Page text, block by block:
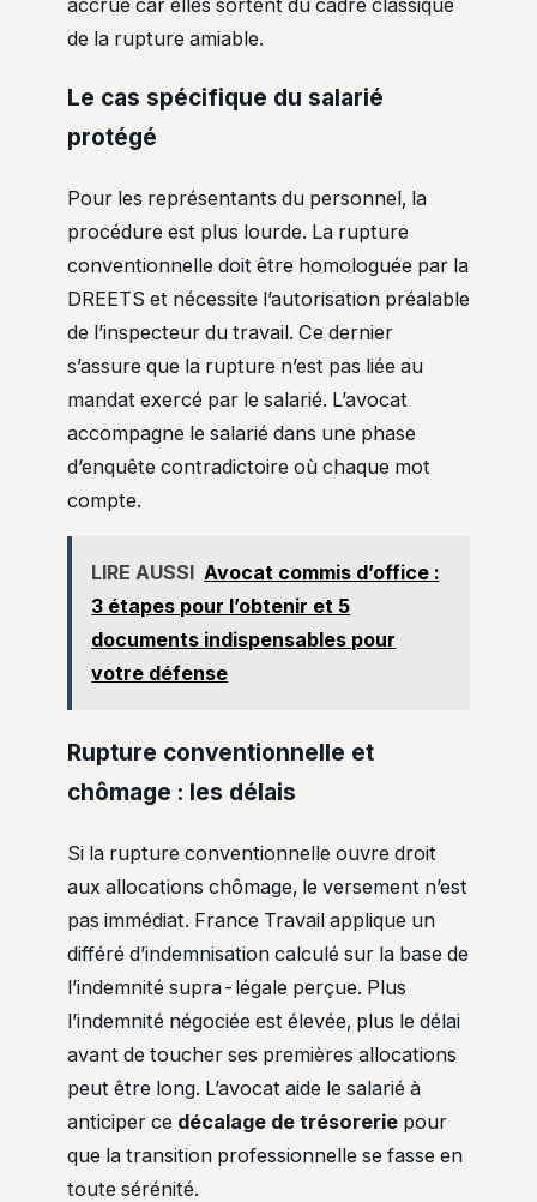
de la rupture amiable.
Le cas spécifique du salarié
protégé
Pour les représentants du personnel, la
procédure est plus lourde. La rupture
conventionnelle doit être homologuée par la
DREETS et nécessite l’autorisation préalable
de l’inspecteur du travail. Ce dernier
s’assure que la rupture n’est pas liée au
mandat exercé par le salarié. L’avocat
accompagne le salarié dans une phase
d’enquête contradictoire où chaque mot
compte.
LIRE AUSSI Avocat commis d’office :
3 étapes pour l’obtenir et 5
documents indispensables pour
votre défense
Rupture conventionnelle et
chômage : les délais
Si la rupture conventionnelle ouvre droit
aux allocations chômage, le versement n’est
pas immédiat. France Travail applique un
différé d’indemnisation calculé sur la base de
l’indemnité supra-légale perçue. Plus
l’indemnité négociée est élevée, plus le délai
avant de toucher ses premières allocations
peut être long. L’avocat aide le salarié à
anticiper ce décalage de trésorerie pour
que la transition professionnelle se fasse en
toute sérénité.